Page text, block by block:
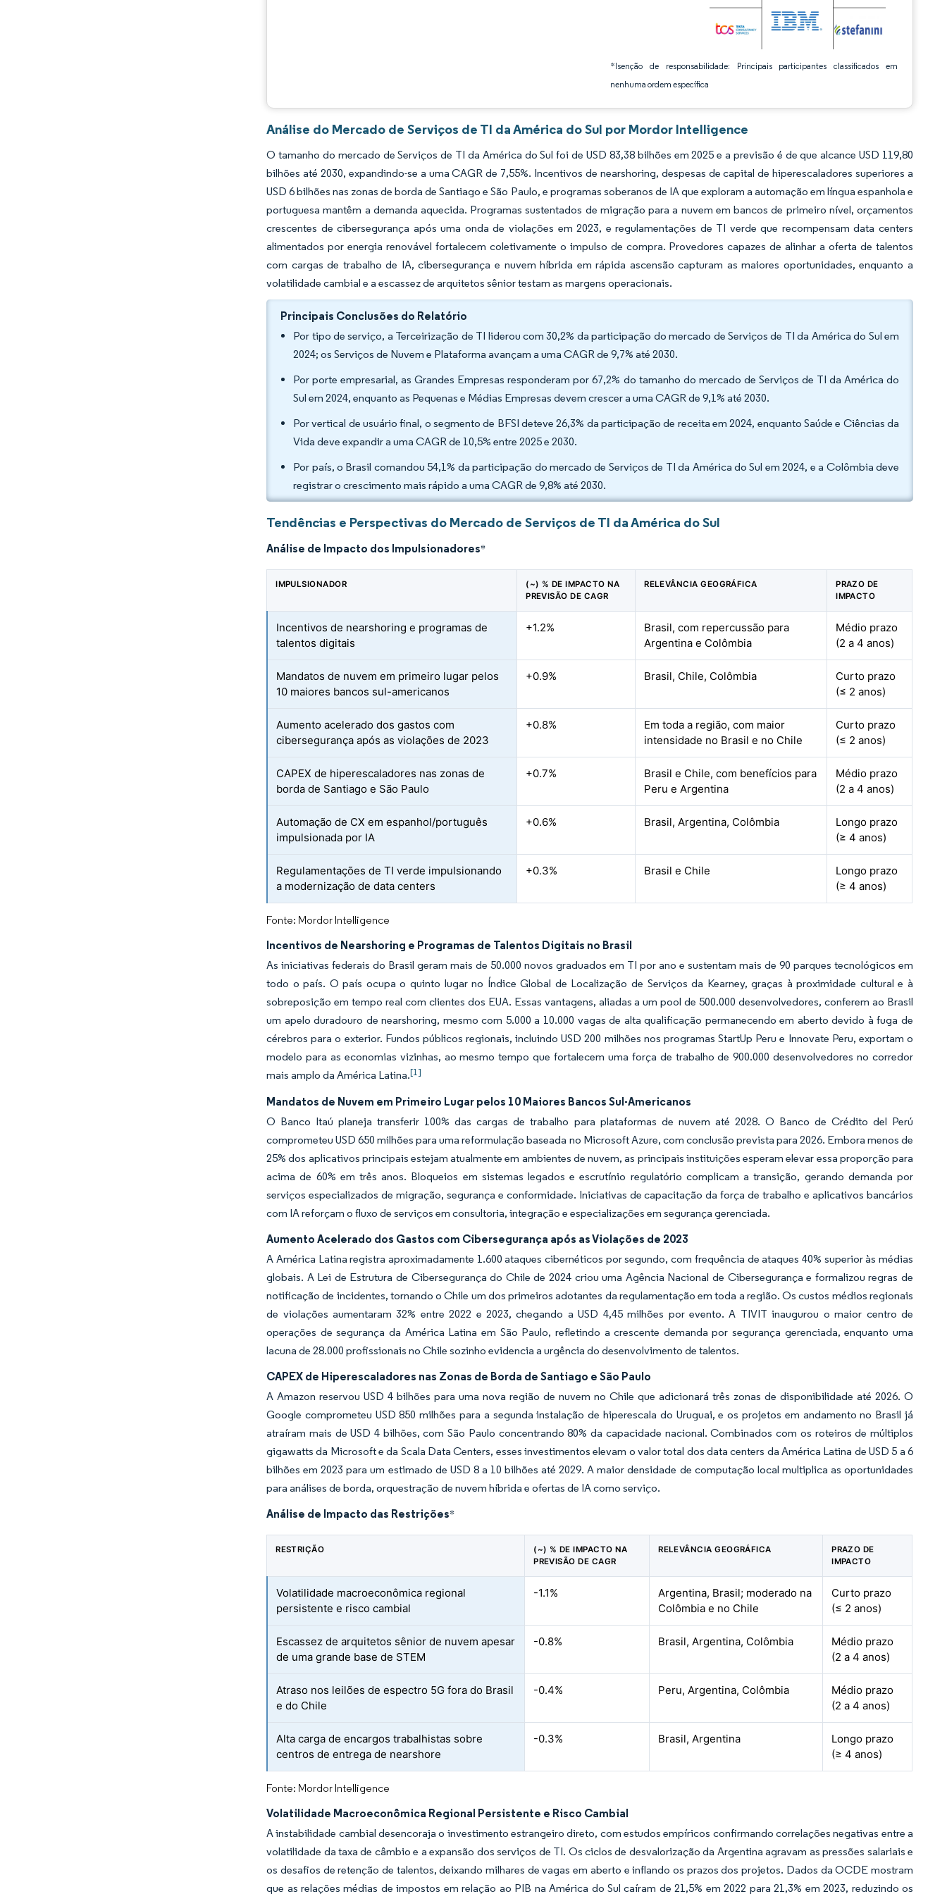
*Isenção de responsabilidade: Principais participantes classificados em
nenhuma ordem específica
Análise do Mercado de Serviços de TI da América do Sul por Mordor Intelligence
O tamanho do mercado de Serviços de TI da América do Sul foi de USD 83,38 bilhões em 2025 e a previsão é de que alcance USD 119,80
bilhões até 2030, expandindo-se a uma CAGR de 7,55%. Incentivos de nearshoring, despesas de capital de hiperescaladores superiores a
USD 6 bilhões nas zonas de borda de Santiago e São Paulo, e programas soberanos de IA que exploram a automação em língua espanhola e
portuguesa mantêm a demanda aquecida. Programas sustentados de migração para a nuvem em bancos de primeiro nível, orçamentos
crescentes de cibersegurança após uma onda de violações em 2023, e regulamentações de TI verde que recompensam data centers
alimentados por energia renovável fortalecem coletivamente o impulso de compra. Provedores capazes de alinhar a oferta de talentos
com cargas de trabalho de IA, cibersegurança e nuvem híbrida em rápida ascensão capturam as maiores oportunidades, enquanto a
volatilidade cambial e a escassez de arquitetos sênior testam as margens operacionais.
Principais Conclusões do Relatório
Por tipo de serviço, a Terceirização de TI liderou com 30,2% da participação do mercado de Serviços de TI da América do Sul em
2024; os Serviços de Nuvem e Plataforma avançam a uma CAGR de 9,7% até 2030.
Por porte empresarial, as Grandes Empresas responderam por 67,2% do tamanho do mercado de Serviços de TI da América do
Sul em 2024, enquanto as Pequenas e Médias Empresas devem crescer a uma CAGR de 9,1% até 2030.
Por vertical de usuário final, o segmento de BFSI deteve 26,3% da participação de receita em 2024, enquanto Saúde e Ciências da
Vida deve expandir a uma CAGR de 10,5% entre 2025 e 2030.
Por país, o Brasil comandou 54,1% da participação do mercado de Serviços de TI da América do Sul em 2024, e a Colômbia deve
registrar o crescimento mais rápido a uma CAGR de 9,8% até 2030.
Tendências e Perspectivas do Mercado de Serviços de TI da América do Sul
Análise de Impacto dos Impulsionadores*
IMPULSIONADOR
(~) % DE IMPACTO NA
PREVISÃO DE CAGR
RELEVÂNCIA GEOGRÁFICA
PRAZO DE
IMPACTO
Incentivos de nearshoring e programas de
talentos digitais
+1.2%
Brasil, com repercussão para
Argentina e Colômbia
Médio prazo
(2 a 4 anos)
Mandatos de nuvem em primeiro lugar pelos
10 maiores bancos sul-americanos
+0.9% Brasil, Chile, Colômbia
Curto prazo
(≤ 2 anos)
Aumento acelerado dos gastos com
cibersegurança após as violações de 2023
+0.8%
Em toda a região, com maior
intensidade no Brasil e no Chile
Curto prazo
(≤ 2 anos)
CAPEX de hiperescaladores nas zonas de
borda de Santiago e São Paulo
+0.7%
Brasil e Chile, com benefícios para
Peru e Argentina
Médio prazo
(2 a 4 anos)
Automação de CX em espanhol/português
impulsionada por IA
+0.6% Brasil, Argentina, Colômbia
Longo prazo
(≥ 4 anos)
Regulamentações de TI verde impulsionando
a modernização de data centers
+0.3% Brasil e Chile
Longo prazo
(≥ 4 anos)
Fonte: Mordor Intelligence
Incentivos de Nearshoring e Programas de Talentos Digitais no Brasil
As iniciativas federais do Brasil geram mais de 50.000 novos graduados em TI por ano e sustentam mais de 90 parques tecnológicos em
todo o país. O país ocupa o quinto lugar no Índice Global de Localização de Serviços da Kearney, graças à proximidade cultural e à
sobreposição em tempo real com clientes dos EUA. Essas vantagens, aliadas a um pool de 500.000 desenvolvedores, conferem ao Brasil
um apelo duradouro de nearshoring, mesmo com 5.000 a 10.000 vagas de alta qualificação permanecendo em aberto devido à fuga de
cérebros para o exterior. Fundos públicos regionais, incluindo USD 200 milhões nos programas StartUp Peru e Innovate Peru, exportam o
modelo para as economias vizinhas, ao mesmo tempo que fortalecem uma força de trabalho de 900.000 desenvolvedores no corredor
mais amplo da América Latina.[1]
Mandatos de Nuvem em Primeiro Lugar pelos 10 Maiores Bancos Sul-Americanos
O Banco Itaú planeja transferir 100% das cargas de trabalho para plataformas de nuvem até 2028. O Banco de Crédito del Perú
comprometeu USD 650 milhões para uma reformulação baseada no Microsoft Azure, com conclusão prevista para 2026. Embora menos de
25% dos aplicativos principais estejam atualmente em ambientes de nuvem, as principais instituições esperam elevar essa proporção para
acima de 60% em três anos. Bloqueios em sistemas legados e escrutínio regulatório complicam a transição, gerando demanda por
serviços especializados de migração, segurança e conformidade. Iniciativas de capacitação da força de trabalho e aplicativos bancários
com IA reforçam o fluxo de serviços em consultoria, integração e especializações em segurança gerenciada.
Aumento Acelerado dos Gastos com Cibersegurança após as Violações de 2023
A América Latina registra aproximadamente 1.600 ataques cibernéticos por segundo, com frequência de ataques 40% superior às médias
globais. A Lei de Estrutura de Cibersegurança do Chile de 2024 criou uma Agência Nacional de Cibersegurança e formalizou regras de
notificação de incidentes, tornando o Chile um dos primeiros adotantes da regulamentação em toda a região. Os custos médios regionais
de violações aumentaram 32% entre 2022 e 2023, chegando a USD 4,45 milhões por evento. A TIVIT inaugurou o maior centro de
operações de segurança da América Latina em São Paulo, refletindo a crescente demanda por segurança gerenciada, enquanto uma
lacuna de 28.000 profissionais no Chile sozinho evidencia a urgência do desenvolvimento de talentos.
CAPEX de Hiperescaladores nas Zonas de Borda de Santiago e São Paulo
A Amazon reservou USD 4 bilhões para uma nova região de nuvem no Chile que adicionará três zonas de disponibilidade até 2026. O
Google comprometeu USD 850 milhões para a segunda instalação de hiperescala do Uruguai, e os projetos em andamento no Brasil já
atraíram mais de USD 4 bilhões, com São Paulo concentrando 80% da capacidade nacional. Combinados com os roteiros de múltiplos
gigawatts da Microsoft e da Scala Data Centers, esses investimentos elevam o valor total dos data centers da América Latina de USD 5 a 6
bilhões em 2023 para um estimado de USD 8 a 10 bilhões até 2029. A maior densidade de computação local multiplica as oportunidades
para análises de borda, orquestração de nuvem híbrida e ofertas de IA como serviço.
Análise de Impacto das Restrições*
RESTRIÇÃO
(~) % DE IMPACTO NA
PREVISÃO DE CAGR
RELEVÂNCIA GEOGRÁFICA
PRAZO DE
IMPACTO
Volatilidade macroeconômica regional
persistente e risco cambial
-1.1%
Argentina, Brasil; moderado na
Colômbia e no Chile
Curto prazo
(≤ 2 anos)
Escassez de arquitetos sênior de nuvem apesar
de uma grande base de STEM
-0.8% Brasil, Argentina, Colômbia
Médio prazo
(2 a 4 anos)
Atraso nos leilões de espectro 5G fora do Brasil
e do Chile
-0.4% Peru, Argentina, Colômbia
Médio prazo
(2 a 4 anos)
Alta carga de encargos trabalhistas sobre
centros de entrega de nearshore
-0.3% Brasil, Argentina
Longo prazo
(≥ 4 anos)
Fonte: Mordor Intelligence
Volatilidade Macroeconômica Regional Persistente e Risco Cambial
A instabilidade cambial desencoraja o investimento estrangeiro direto, com estudos empíricos confirmando correlações negativas entre a
volatilidade da taxa de câmbio e a expansão dos serviços de TI. Os ciclos de desvalorização da Argentina agravam as pressões salariais e
os desafios de retenção de talentos, deixando milhares de vagas em aberto e inflando os prazos dos projetos. Dados da OCDE mostram
que as relações médias de impostos em relação ao PIB na América do Sul caíram de 21,5% em 2022 para 21,3% em 2023, reduzindo os